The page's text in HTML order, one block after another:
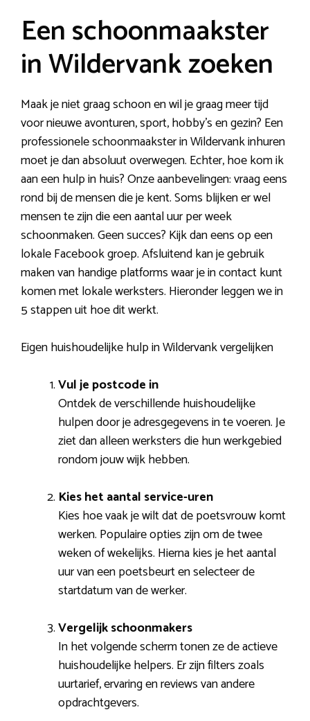
Een schoonmaakster
in Wildervank zoeken
Maak je niet graag schoon en wil je graag meer tijd
voor nieuwe avonturen, sport, hobby’s en gezin? Een
professionele schoonmaakster in Wildervank inhuren
moet je dan absoluut overwegen. Echter, hoe kom ik
aan een hulp in huis? Onze aanbevelingen: vraag eens
rond bij de mensen die je kent. Soms blijken er wel
mensen te zijn die een aantal uur per week
schoonmaken. Geen succes? Kijk dan eens op een
lokale Facebook groep. Afsluitend kan je gebruik
maken van handige platforms waar je in contact kunt
komen met lokale werksters. Hieronder leggen we in
5 stappen uit hoe dit werkt.
Eigen huishoudelijke hulp in Wildervank vergelijken
Vul je postcode in
Ontdek de verschillende huishoudelijke
hulpen door je adresgegevens in te voeren. Je
ziet dan alleen werksters die hun werkgebied
rondom jouw wijk hebben.
Kies het aantal service-uren
Kies hoe vaak je wilt dat de poetsvrouw komt
werken. Populaire opties zijn om de twee
weken of wekelijks. Hierna kies je het aantal
uur van een poetsbeurt en selecteer de
startdatum van de werker.
Vergelijk schoonmakers
In het volgende scherm tonen ze de actieve
huishoudelijke helpers. Er zijn filters zoals
uurtarief, ervaring en reviews van andere
opdrachtgevers.